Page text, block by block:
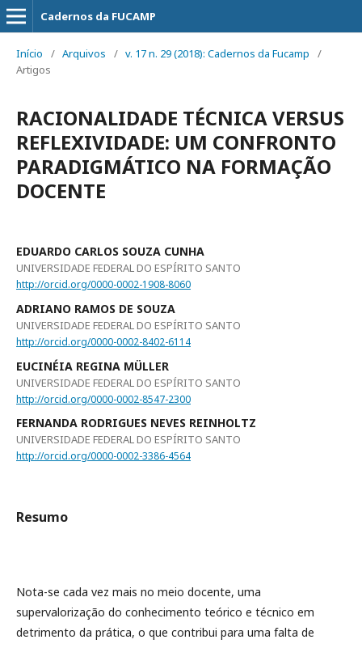
Cadernos da FUCAMP
Início / Arquivos / v. 17 n. 29 (2018): Cadernos da Fucamp
/
Artigos
RACIONALIDADE TÉCNICA VERSUS
REFLEXIVIDADE: UM CONFRONTO
PARADIGMÁTICO NA FORMAÇÃO
DOCENTE
EDUARDO CARLOS SOUZA CUNHA
UNIVERSIDADE FEDERAL DO ESPÍRITO SANTO
http://orcid.org/0000-0002-1908-8060
ADRIANO RAMOS DE SOUZA
UNIVERSIDADE FEDERAL DO ESPÍRITO SANTO
http://orcid.org/0000-0002-8402-6114
EUCINÉIA REGINA MÜLLER
UNIVERSIDADE FEDERAL DO ESPÍRITO SANTO
http://orcid.org/0000-0002-8547-2300
FERNANDA RODRIGUES NEVES REINHOLTZ
UNIVERSIDADE FEDERAL DO ESPÍRITO SANTO
http://orcid.org/0000-0002-3386-4564
Resumo
Nota-se cada vez mais no meio docente, uma
supervalorização do conhecimento teórico e técnico em
detrimento da prática, o que contribui para uma falta de